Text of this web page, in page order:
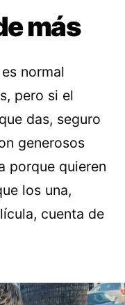
más
normal
pero si el
das, seguro
generosos
porque quieren
los una,
cuenta de